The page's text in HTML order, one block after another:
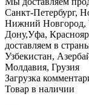
Санкт-Петербург,
Нижний Новгород,
Дону,Уфа,
доставляем в
Узбекистан,
Молдавия, Грузия
Загрузка
Товар в наличии